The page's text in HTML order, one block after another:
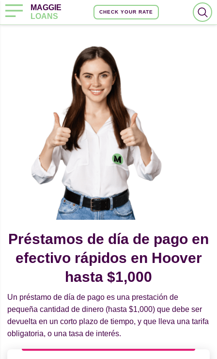
MAGGIE
LOANS
CHECK YOUR RATE
Préstamos de día de pago en
efectivo rápidos en Hoover
hasta $1,000
Un préstamo de día de pago es una prestación de
pequeña cantidad de dinero (hasta $1,000) que debe ser
devuelta en un corto plazo de tiempo, y que lleva una tarifa
obligatoria, o una tasa de interés.